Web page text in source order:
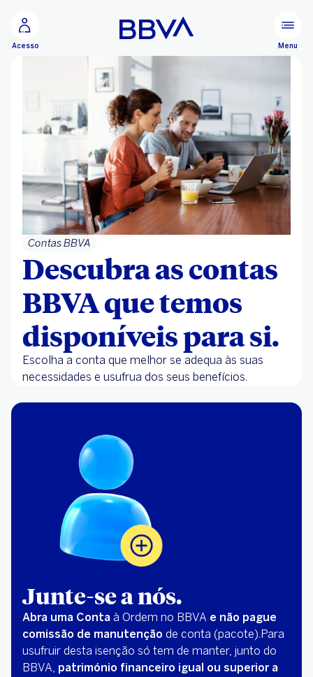
Configurar personalização
Acesso Menu
Contas BBVA
Descubra as contas
BBVA que temos
disponíveis para si.
Escolha a conta que melhor se adequa às suas
necessidades e usufrua dos seus benefícios.
Junte-se a nós.
Abra uma Conta à Ordem no BBVA e não pague
comissão de manutenção de conta (pacote).Para
usufruir desta isenção só tem de manter, junto do
BBVA, património financeiro igual ou superior a